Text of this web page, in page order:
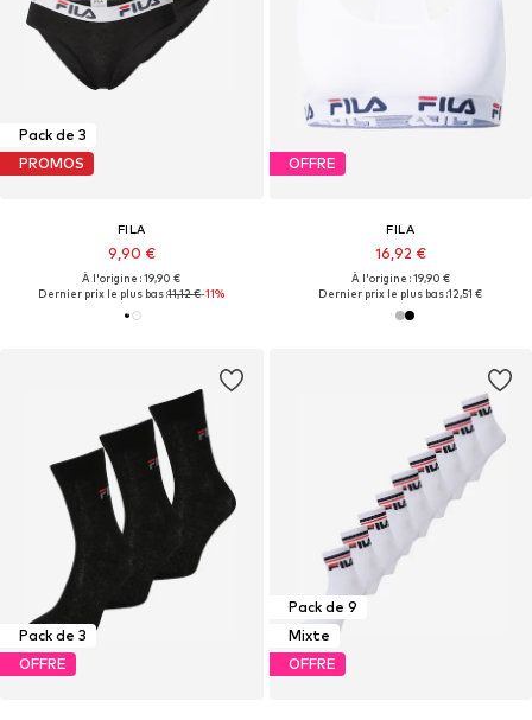
Pack de 3
PROMOS
FILA
9,90 €
À l'origine : 19,90 €
Dernier prix le plus bas :11,12 €-11%
OFFRE
FILA
16,92 €
À l'origine : 19,90 €
Dernier prix le plus bas :12,51 €
Pack de 3
OFFRE
Pack de 9
Mixte
OFFRE